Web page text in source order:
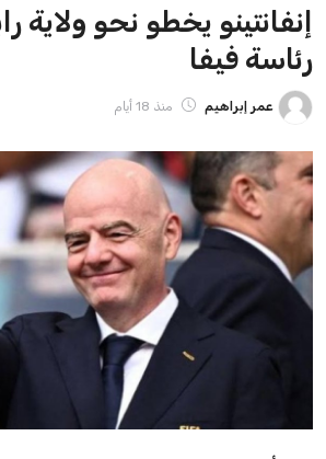
ايوا مصر
الاخبار الشائعة
إنفانتينو يخطو نحو
عمر إبراهيم
مستثمر هندي